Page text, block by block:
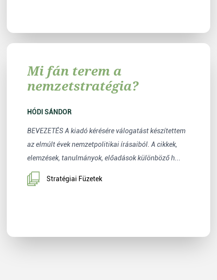
Mi fán terem a
nemzetstratégia?
HÓDI SÁNDOR
BEVEZETÉS A kiadó kérésére válogatást készítettem
az elmúlt évek nemzetpolitikai írásaiból. A cikkek,
elemzések, tanulmányok, előadások különböző h...
Stratégiai Füzetek